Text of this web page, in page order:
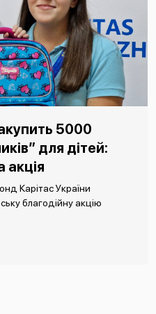
5000
для дітей:
акція
Карітас України
благодійну акцію